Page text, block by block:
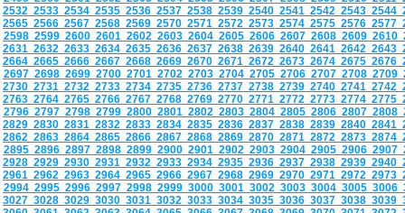
2532 2533 2534 2535 2536 2537 2538 2539 2540 2541 2542 2543 2544
2565 2566 2567 2568 2569 2570 2571 2572 2573 2574 2575 2576 2577
2598 2599 2600 2601 2602 2603 2604 2605 2606 2607 2608 2609 2610
2631 2632 2633 2634 2635 2636 2637 2638 2639 2640 2641 2642 2643
2664 2665 2666 2667 2668 2669 2670 2671 2672 2673 2674 2675 2676
2697 2698 2699 2700 2701 2702 2703 2704 2705 2706 2707 2708 2709
2730 2731 2732 2733 2734 2735 2736 2737 2738 2739 2740 2741 2742
2763 2764 2765 2766 2767 2768 2769 2770 2771 2772 2773 2774 2775
2796 2797 2798 2799 2800 2801 2802 2803 2804 2805 2806 2807 2808
2829 2830 2831 2832 2833 2834 2835 2836 2837 2838 2839 2840 2841
2862 2863 2864 2865 2866 2867 2868 2869 2870 2871 2872 2873 2874
2895 2896 2897 2898 2899 2900 2901 2902 2903 2904 2905 2906 2907
2928 2929 2930 2931 2932 2933 2934 2935 2936 2937 2938 2939 2940
2961 2962 2963 2964 2965 2966 2967 2968 2969 2970 2971 2972 2973
2994 2995 2996 2997 2998 2999 3000 3001 3002 3003 3004 3005 3006
3027 3028 3029 3030 3031 3032 3033 3034 3035 3036 3037 3038 3039